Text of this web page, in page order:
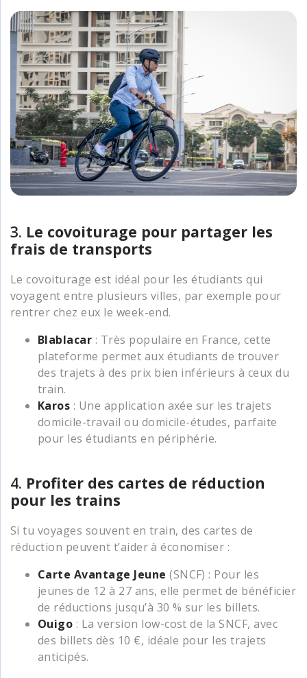
3. Le covoiturage pour partager les
frais de transports
Le covoiturage est idéal pour les étudiants qui
voyagent entre plusieurs villes, par exemple pour
rentrer chez eux le week-end.
Blablacar : Très populaire en France, cette
plateforme permet aux étudiants de trouver
des trajets à des prix bien inférieurs à ceux du
train.
Karos : Une application axée sur les trajets
domicile-travail ou domicile-études, parfaite
pour les étudiants en périphérie.
4. Profiter des cartes de réduction
pour les trains
Si tu voyages souvent en train, des cartes de
réduction peuvent t’aider à économiser :
Carte Avantage Jeune (SNCF) : Pour les
jeunes de 12 à 27 ans, elle permet de bénéficier
de réductions jusqu’à 30 % sur les billets.
Ouigo : La version low-cost de la SNCF, avec
des billets dès 10 €, idéale pour les trajets
anticipés.